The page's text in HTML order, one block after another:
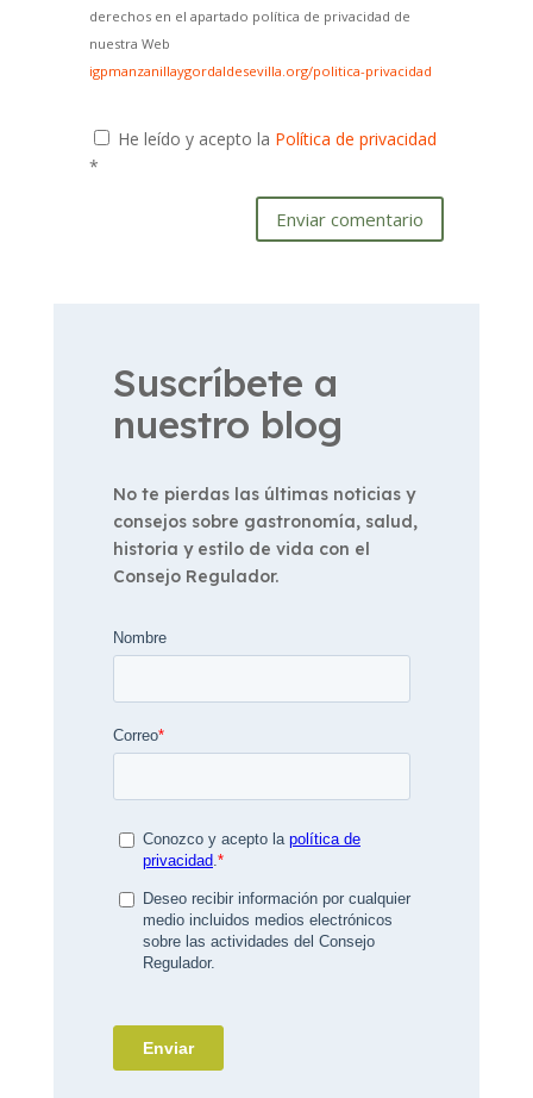
derechos en el apartado política de privacidad de
nuestra Web
igpmanzanillaygordaldesevilla.org/politica-privacidad
He leído y acepto la Política de privacidad
*
Enviar comentario
Suscríbete a
nuestro blog
No te pierdas las últimas noticias y
consejos sobre gastronomía, salud,
historia y estilo de vida con el
Consejo Regulador.